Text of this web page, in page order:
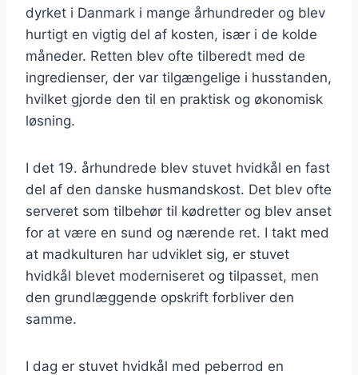
dyrket i Danmark i mange århundreder og blev
hurtigt en vigtig del af kosten, især i de kolde
måneder. Retten blev ofte tilberedt med de
ingredienser, der var tilgængelige i husstanden,
hvilket gjorde den til en praktisk og økonomisk
løsning.
I det 19. århundrede blev stuvet hvidkål en fast
del af den danske husmandskost. Det blev ofte
serveret som tilbehør til kødretter og blev anset
for at være en sund og nærende ret. I takt med
at madkulturen har udviklet sig, er stuvet
hvidkål blevet moderniseret og tilpasset, men
den grundlæggende opskrift forbliver den
samme.
I dag er stuvet hvidkål med peberrod en